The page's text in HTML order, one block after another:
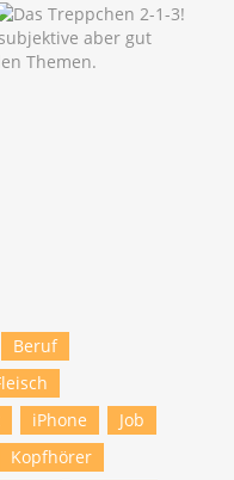
aber gut
Themen.
Beruf
iPhone
Job
Kopfhörer